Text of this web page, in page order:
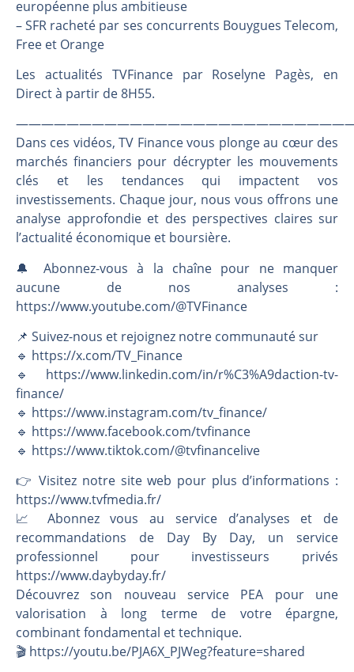
Une inertie haussière qui ralentit | Antoine Quesada – Chrono CAC
WTI : Explosion mais réserves au plus bas | Denis Desclos – Market Movers
européenne plus ambitieuse
– SFR racheté par ses concurrents Bouygues Telecom,
Free et Orange
Les actualités TVFinance par Roselyne Pagès, en
Direct à partir de 8H55.
Dans ces vidéos, TV Finance vous plonge au cœur des
marchés financiers pour décrypter les mouvements
clés et les tendances qui impactent vos
investissements. Chaque jour, nous vous offrons une
analyse approfondie et des perspectives claires sur
l’actualité économique et boursière.
🔔 Abonnez-vous à la chaîne pour ne manquer
aucune de nos analyses :
https://www.youtube.com/@TVFinance
📌 Suivez-nous et rejoignez notre communauté sur
🔹 https://x.com/TV_Finance
🔹 https://www.linkedin.com/in/r%C3%A9daction-tv-
finance/
🔹 https://www.instagram.com/tv_finance/
🔹 https://www.facebook.com/tvfinance
🔹 https://www.tiktok.com/@tvfinancelive
👉️ Visitez notre site web pour plus d’informations :
https://www.tvfmedia.fr/
📈 Abonnez vous au service d’analyses et de
recommandations de Day By Day, un service
professionnel pour investisseurs privés
https://www.daybyday.fr/
Découvrez son nouveau service PEA pour une
valorisation à long terme de votre épargne,
combinant fondamental et technique.
🎬️ https://youtu.be/PJA6X_PJWeg?feature=shared